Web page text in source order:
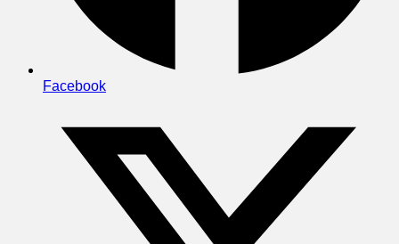
Facebook